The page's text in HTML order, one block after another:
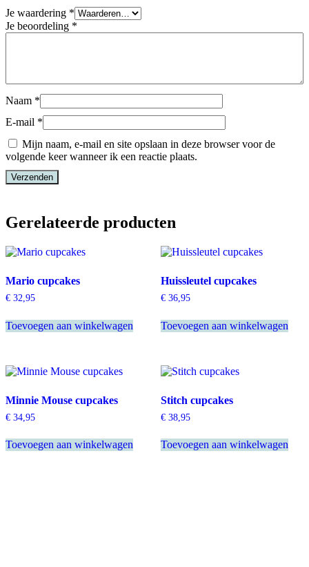
Je waardering *
Je beoordeling *
Naam *
E-mail *
Mijn naam, e-mail en site opslaan in deze browser voor de
volgende keer wanneer ik een reactie plaats.
Gerelateerde producten
Mario cupcakes
€ 32,95
Toevoegen aan winkelwagen
Huissleutel cupcakes
€36,95
Toevoegen aan winkelwagen
Minnie Mouse cupcakes
€ 34,95
Toevoegen aan winkelwagen
Stitch cupcakes
€38,95
Toevoegen aan winkelwagen